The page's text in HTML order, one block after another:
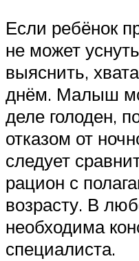
Если ребёнок
не может
выяснить,
днём. Малыш
деле голоден,
отказом от
следует
рацион с
возрасту. В
необходима
специалиста.